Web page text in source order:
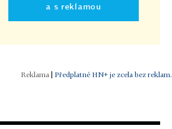
a s reklamou
| Předplatné HN+ je zcela bez reklam.